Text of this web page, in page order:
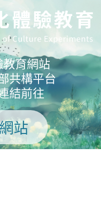
育網站
共構平台
結前往
站